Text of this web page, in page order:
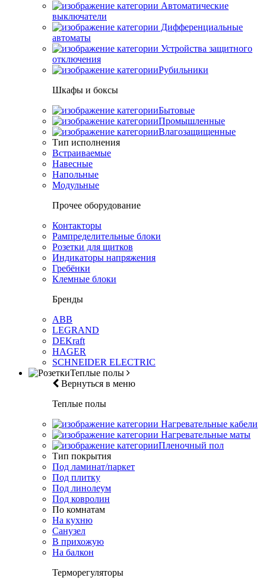
Автоматические
выключатели
Дифференциальные
автоматы
Устройства защитного
отключения
Рубильники
Шкафы и боксы
Бытовые
Промышленные
Влагозащищенные
Тип исполнения
Встраиваемые
Навесные
Напольные
Модульные
Прочее оборудование
Контакторы
Рампределительные блоки
Розетки для щитков
Индикаторы напряжения
Гребёнки
Клемные блоки
Бренды
ABB
LEGRAND
DEKraft
HAGER
SCHNEIDER ELECTRIC
Теплые полы
Вернуться в меню
Теплые полы
Нагревательные кабели
Нагревательные маты
Пленочный пол
Тип покрытия
Под ламинат/паркет
Под плитку
Под линолеум
Под ковролин
По комнатам
На кухню
Санузел
В прихожую
На балкон
Терморегуляторы